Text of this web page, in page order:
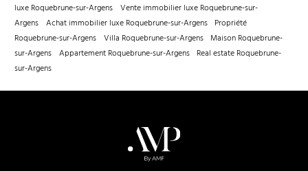
luxe Roquebrune-sur-Argens
Vente immobilier luxe Roquebrune-sur-
Argens
Achat immobilier luxe Roquebrune-sur-Argens
Propriété
Roquebrune-sur-Argens
Villa Roquebrune-sur-Argens
Maison Roquebrune-
sur-Argens
Appartement Roquebrune-sur-Argens
Real estate Roquebrune-
sur-Argens